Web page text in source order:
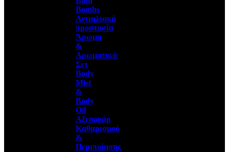
Bombs
Αντιηλιακή
προστασία
Άρωμα
&
Αρωματικά
Σετ
Body
Mist
&
Body
Oil
Αξεσουάρ
Καθαρισμού
&
Περιποίησης